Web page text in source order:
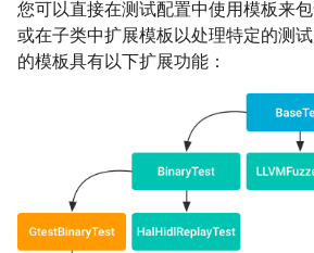
您可以直接在测试配置中使用模板来
或在子类中扩展模板以处理特定的测
的模板具有以下扩展功能：